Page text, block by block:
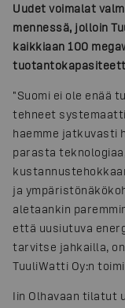
Uudet voimalat
mennessä, jolloin
kaikkiaan 100
"Suomi ei ole enää
tehneet
haemme jatkuvasti
parasta
ja
aletaankin
että uusiutuva
tarvitse jahkailla,
TuuliWatti Oy:n
Iin Olhavaan tilatut